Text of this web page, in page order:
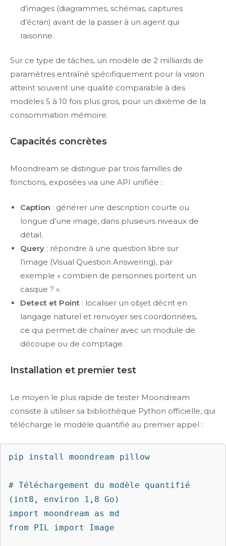
d’images (diagrammes, schémas, captures
d’écran) avant de la passer à un agent qui
raisonne.
Sur ce type de tâches, un modèle de 2 milliards de
paramètres entraîné spécifiquement pour la vision
atteint souvent une qualité comparable à des
modèles 5 à 10 fois plus gros, pour un dixième de la
consommation mémoire.
Capacités concrètes
Moondream se distingue par trois familles de
fonctions, exposées via une API unifiée :
Caption : générer une description courte ou
longue d’une image, dans plusieurs niveaux de
détail.
Query : répondre à une question libre sur
l’image (Visual Question Answering), par
exemple « combien de personnes portent un
casque ? ».
Detect et Point : localiser un objet décrit en
langage naturel et renvoyer ses coordonnées,
ce qui permet de chaîner avec un module de
découpe ou de comptage.
Installation et premier test
Le moyen le plus rapide de tester Moondream
consiste à utiliser sa bibliothèque Python officielle, qui
télécharge le modèle quantifié au premier appel :
pip install moondream pillow
# Téléchargement du modèle quantifié
(int8, environ 1,8 Go)
import moondream as md
from PIL import Image